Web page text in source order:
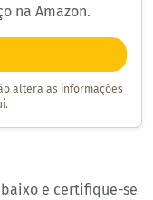
na Amazon.
altera as informações
e certifique-se